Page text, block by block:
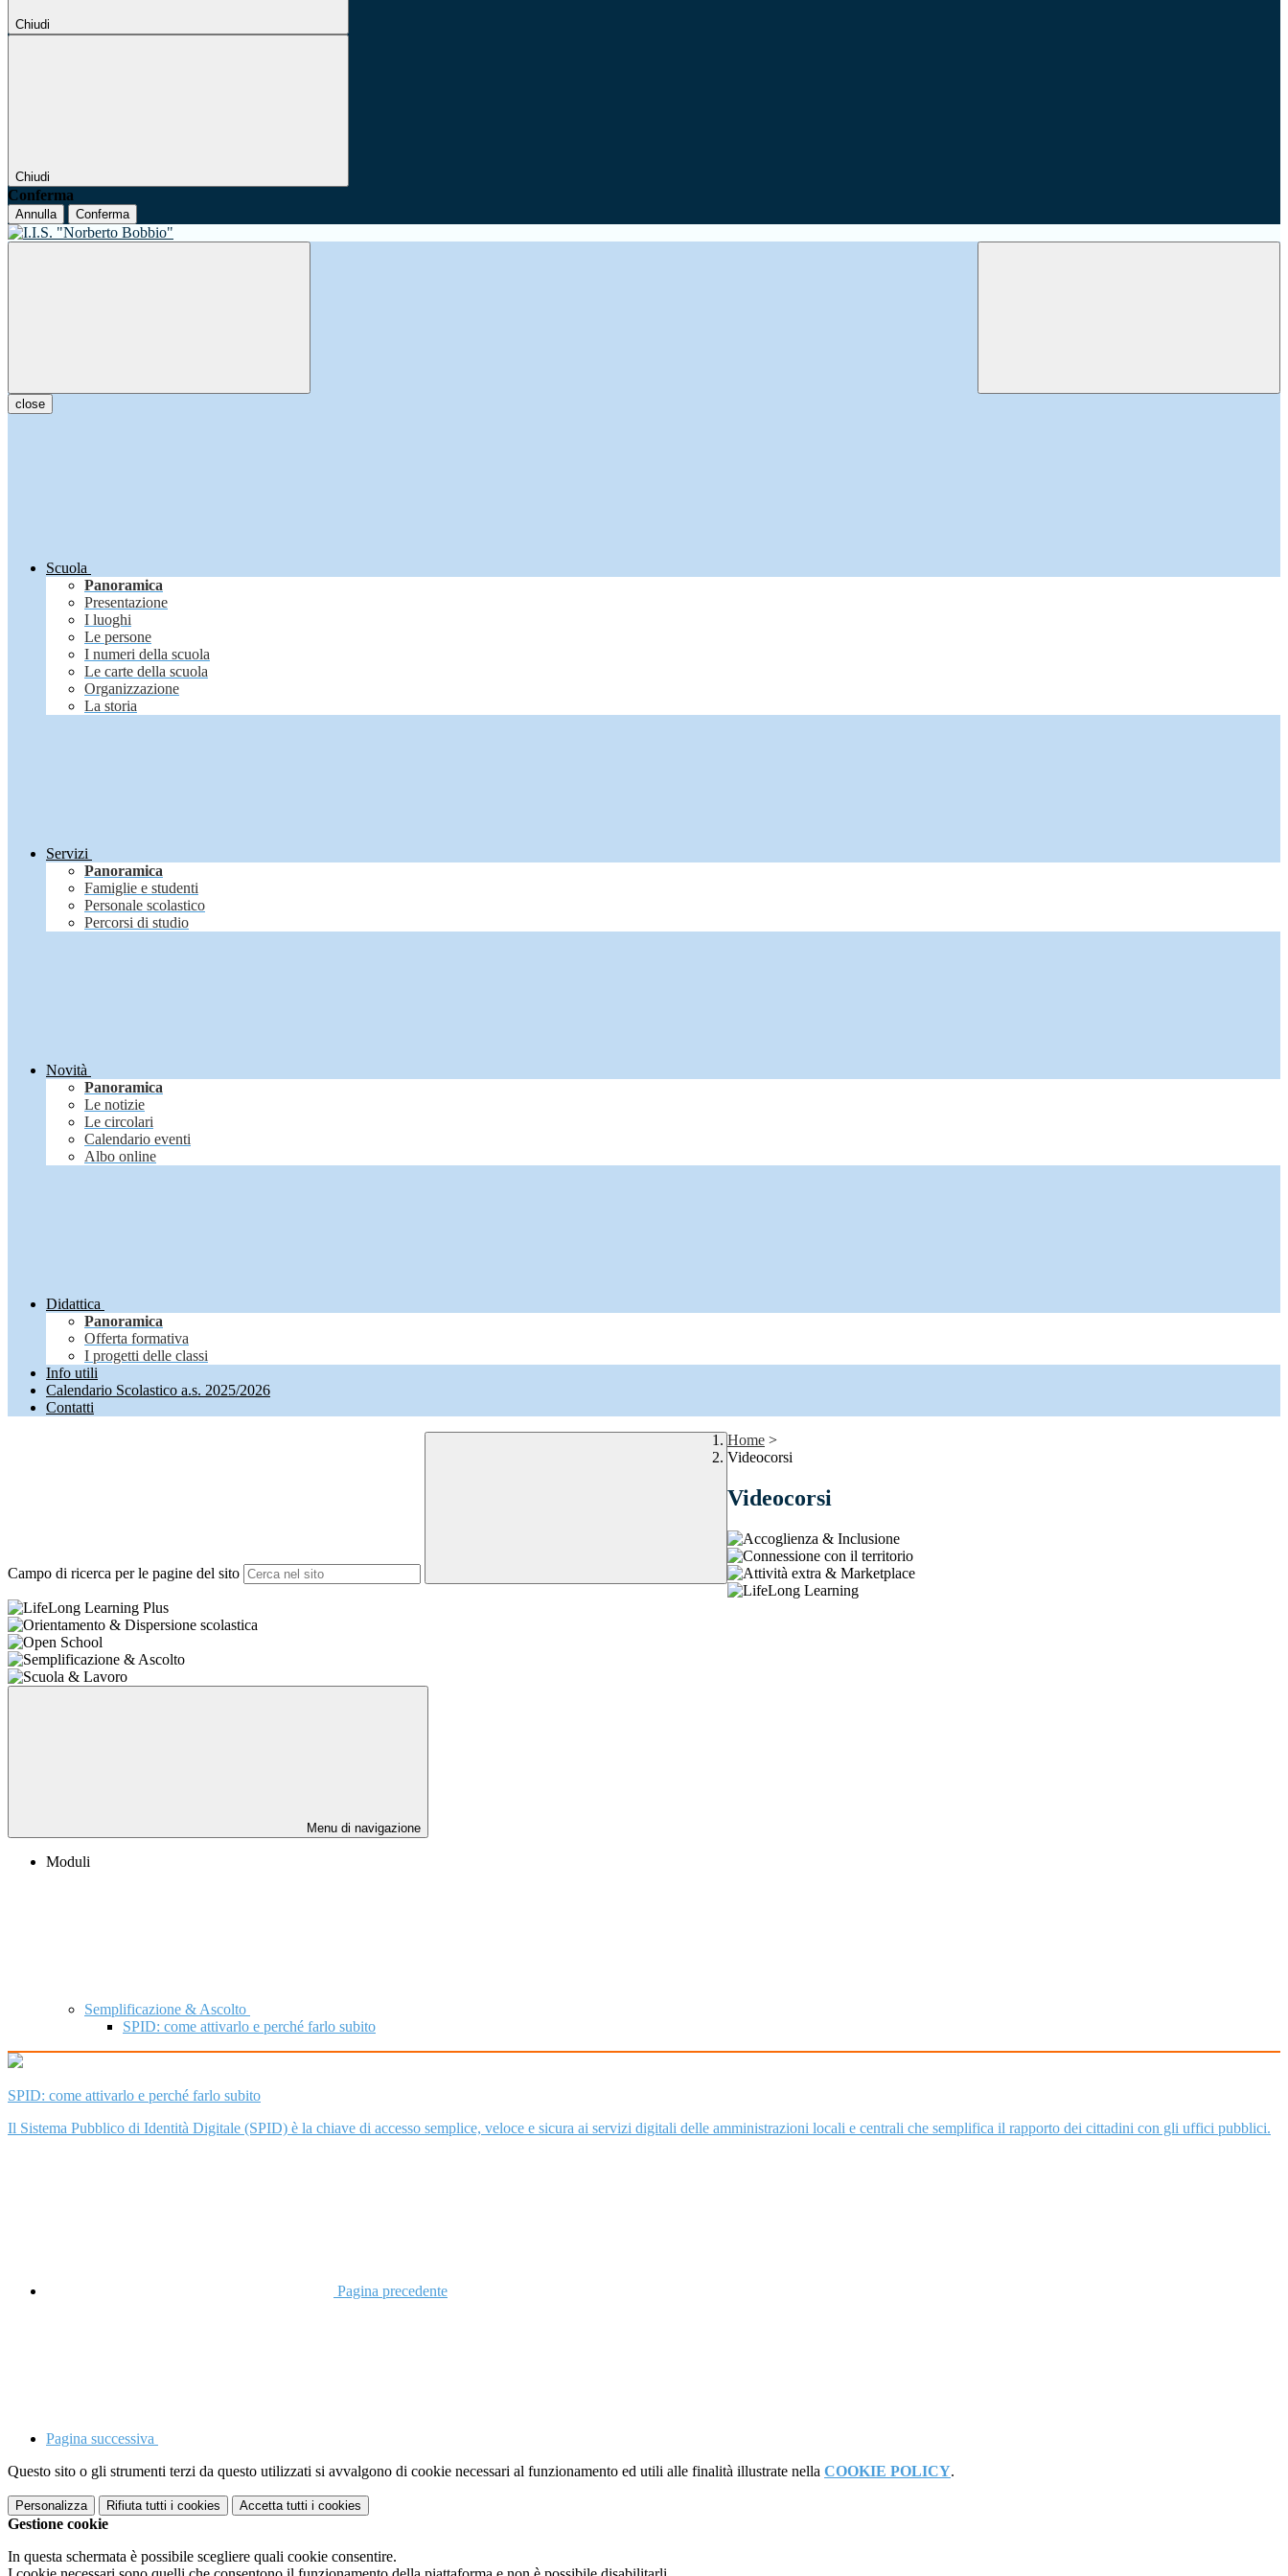
Chiudi
Chiudi
Conferma
Annulla Conferma
close
Scuola
Panoramica
Presentazione
I luoghi
Le persone
I numeri della scuola
Le carte della scuola
Organizzazione
La storia
Servizi
Panoramica
Famiglie e studenti
Personale scolastico
Percorsi di studio
Novità
Panoramica
Le notizie
Le circolari
Calendario eventi
Albo online
Didattica
Panoramica
Offerta formativa
I progetti delle classi
Info utili
Calendario Scolastico a.s. 2025/2026
Contatti
Campo di ricerca per le pagine del sito
Home >
Videocorsi
Videocorsi
Menu di navigazione
Moduli
Semplificazione & Ascolto
SPID: come attivarlo e perché farlo subito
SPID: come attivarlo e perché farlo subito
Il Sistema Pubblico di Identità Digitale (SPID) è la chiave di accesso semplice, veloce e sicura ai servizi digitali delle amministrazioni locali e centrali che semplifica il rapporto dei cittadini con gli uffici pubblici.
Pagina precedente
Pagina successiva
Questo sito o gli strumenti terzi da questo utilizzati si avvalgono di cookie necessari al funzionamento ed utili alle finalità illustrate nella COOKIE POLICY.
Personalizza Rifiuta tutti i cookies Accetta tutti i cookies
Gestione cookie
In questa schermata è possibile scegliere quali cookie consentire.